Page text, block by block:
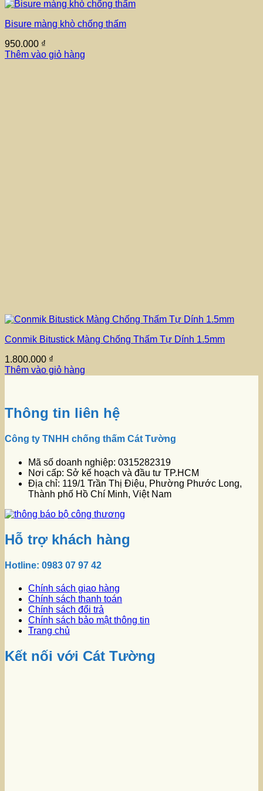
Bisure màng khò chống thấm
950.000 ₫
Thêm vào giỏ hàng
Conmik Bitustick Màng Chống Thấm Tự Dính 1.5mm
1.800.000 ₫
Thêm vào giỏ hàng
Thông tin liên hệ
Công ty TNHH chống thấm Cát Tường
Mã số doanh nghiệp: 0315282319
Nơi cấp: Sở kế hoạch và đầu tư TP.HCM
Địa chỉ: 119/1 Trần Thị Điệu, Phường Phước Long,
Thành phố Hồ Chí Minh, Việt Nam
Hỗ trợ khách hàng
Hotline: 0983 07 97 42
Chính sách giao hàng
Chính sách thanh toán
Chính sách đổi trả
Chính sách bảo mật thông tin
Trang chủ
Kết nối với Cát Tường